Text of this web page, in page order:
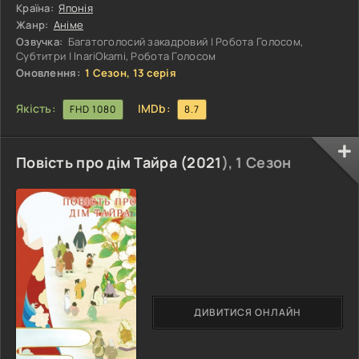
рятівника для всього світу. Тамон Фукухара, дійсно, дуже
популярний серед підліткової аудиторії, обзавівся
величезною армією фанатів. Цей хлопець також школяр,
як і вона, але між
Країна: Японія
Жанр: Аніме
Озвучка: Багатоголосий закадровий | Робота Голосом,
Субтитри | InariOkami, Робота Голосом
Оновлення: 1 Сезон, 13 серія
Якість: FHD 1080 IMDb: 8.7
Повість про дім Тайра (2021), 1 Сезон
ДИВИТИСЯ ОНЛАЙН